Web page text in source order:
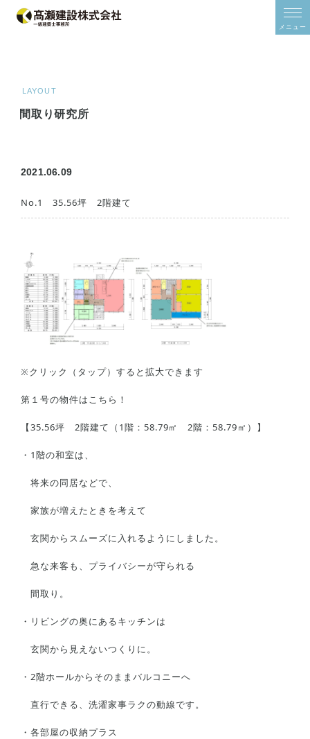
/*2024年11月追加*//*2024年11月追加*/
メニュー
スタッフブログ
補助金
補助金について
ZEHについて
BELSについて
会社概要
土地情報はこちら
プライバシーポリシー
LAYOUT
間取り研究所
2021.06.09
No.1 35.56坪 2階建て
※クリック（タップ）すると拡大できます
第１号の物件はこちら！
【35.56坪 2階建て（1階：58.79㎡ 2階：58.79㎡）】
・1階の和室は、
将来の同居などで、
家族が増えたときを考えて
玄関からスムーズに入れるようにしました。
急な来客も、プライバシーが守られる
間取り。
・リビングの奥にあるキッチンは
玄関から見えないつくりに。
・2階ホールからそのままバルコニーへ
直行できる、洗濯家事ラクの動線です。
・各部屋の収納プラス